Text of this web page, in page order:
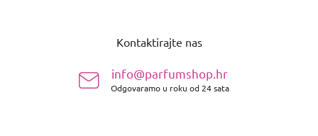
Kontaktirajte nas
info@parfumshop.hr
Odgovaramo u roku od 24 sata